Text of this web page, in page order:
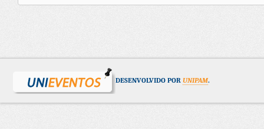
DESENVOLVIDO POR UNIPAM.